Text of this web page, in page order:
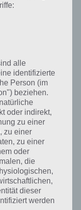
Anwendungen
solltet. Mit dabei
Das FuPa Portal ist
da sich hier
alle
identifizierte
Person (im
beziehen.
oder indirekt,
zu einer
zu einer
zu einer
oder
die
dieser
werden